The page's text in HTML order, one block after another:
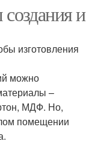
и
изготовления
можно
–
МДФ. Но,
помещении